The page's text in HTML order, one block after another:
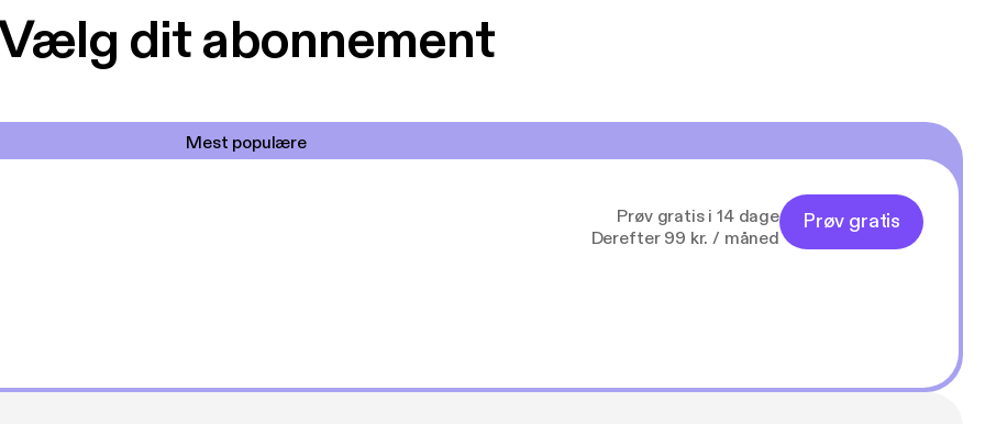
dit abonnement
Mest populære
Prøv gratis i 14 dage
Derefter 99 kr. / måned
Prøv gratis